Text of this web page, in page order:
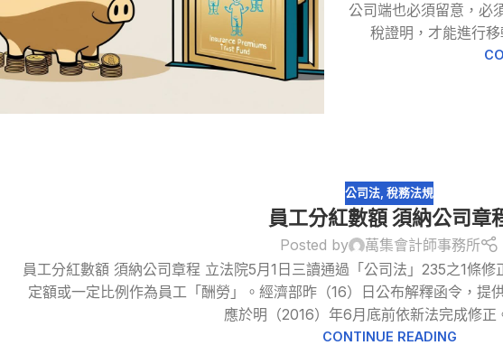
公司端也必須留意，必
稅證明，才能進行
19
7 月
公司法,稅務法規
員工分紅數額 須納公司章
Posted by
萬集會計師事務所
員工分紅數額 須納公司章程 立法院5月1日三讀通過「公司法」235之1條
定額或一定比例作為員工「酬勞」。經濟部昨（16）日公布解釋函令，提
應於明（2016）年6月底前依新法完成修正
CONTINUE READING